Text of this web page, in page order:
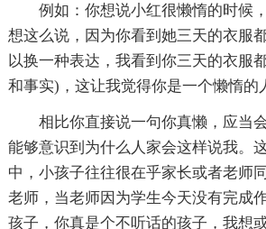
例如：你想说小红很懒惰的时候
想这么说，因为你看到她三天的衣服
以换一种表达，我看到你三天的衣服
和事实)，这让我觉得你是一个懒惰的
相比你直接说一句你真懒，应当
能够意识到为什么人家会这样说我。
中，小孩子往往很在乎家长或者老师
老师，当老师因为学生今天没有完成
孩子，你真是个不听话的孩子，我想